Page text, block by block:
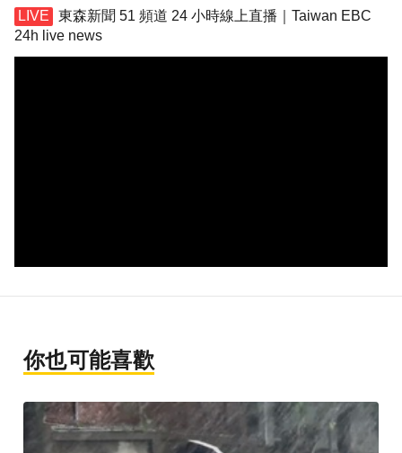
東森新聞 51 頻道 24 小時線上直播｜Taiwan EBC
24h live news
你也可能喜歡